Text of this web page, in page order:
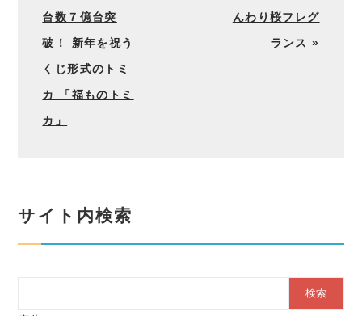
台数７億台突
破！ 新年を祝う
くじ形式のトミ
カ 「福ものトミ
カ」
んわり桜フレグ
ランス »
サイト内検索